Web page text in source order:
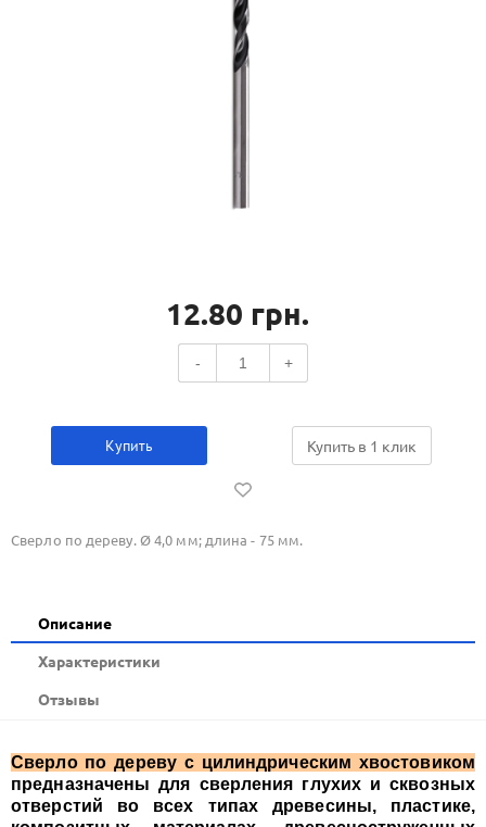
12.80 грн.
- +
Купить Купить в 1 клик
Сверло по дереву. Ø 4,0 мм; длина - 75 мм.
Описание
Xарактеристики
Отзывы
Сверло по дереву с цилиндрическим хвостовиком
предназначены для сверления глухих и сквозных
отверстий во всех типах древесины, пластике,